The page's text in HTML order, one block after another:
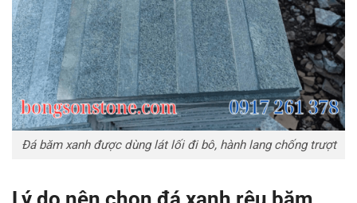
Đá băm xanh được dùng lát lối đi bô, hành lang chống trượt